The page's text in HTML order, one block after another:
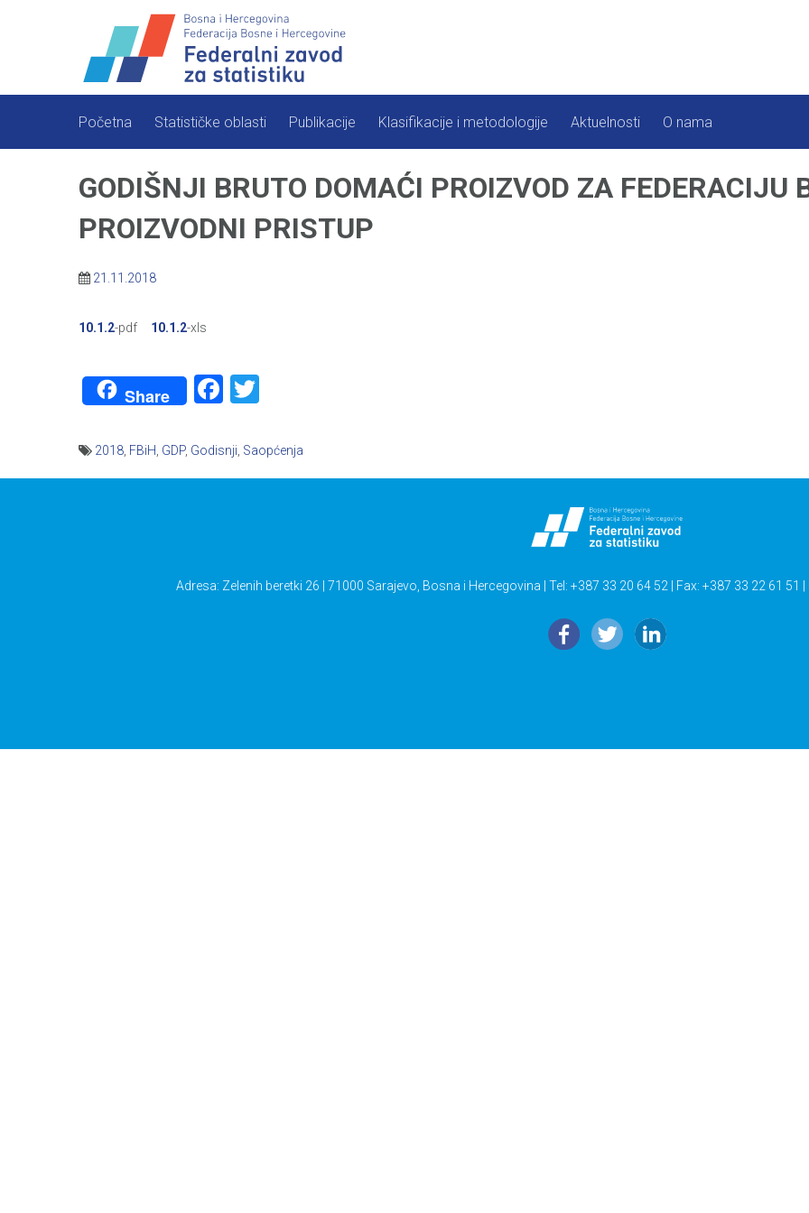
Početna Statističke oblasti Publikacije Klasifikacije i metodologije Aktuelnosti O nama
GODIŠNJI BRUTO DOMAĆI PROIZVOD ZA FEDERACIJU
PROIZVODNI PRISTUP
21.11.2018
10.1.2-pdf 10.1.2-xls
Share Facebook
2018 FBiH GDP, Godisnji Saopćenja
Adresa: Zelenih beretki 26 | 71000 Sarajevo, Bosna i Hercegovina | Tel: +387 33 20 64 52 | Fax: +387 33 22 61 51 |